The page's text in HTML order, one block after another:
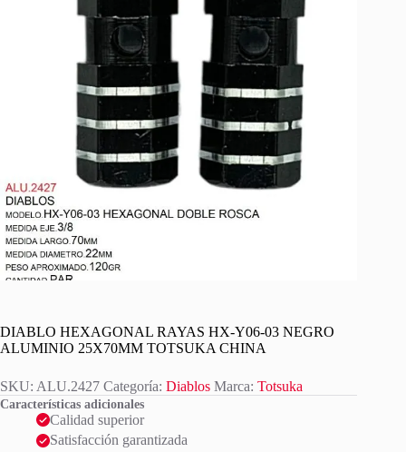
DIABLO HEXAGONAL RAYAS HX-Y06-03 NEGRO
ALUMINIO 25X70MM TOTSUKA CHINA
SKU: ALU.2427 Categoría: Diablos Marca: Totsuka
Características adicionales
Calidad superior
Satisfacción garantizada